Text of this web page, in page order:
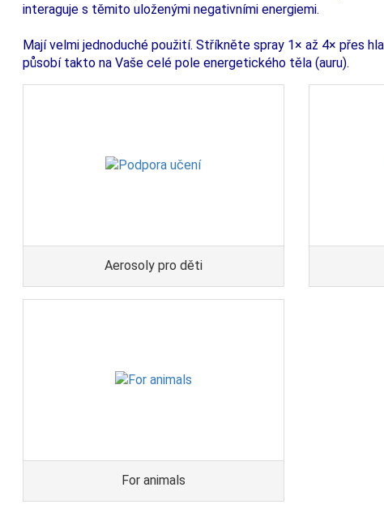
interaguje s těmito uloženými negativními energiemi.
Mají velmi jednoduché použití. Stříkněte spray 1× až 4× přes
působí takto na Vaše celé pole energetického těla (auru).
Aerosoly pro děti
For animals